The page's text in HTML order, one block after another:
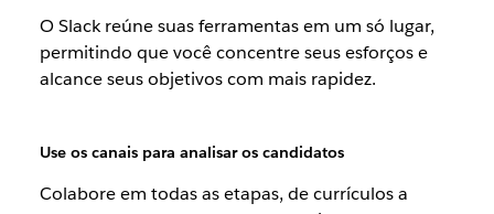
O Slack reúne suas ferramentas em um só lugar,
permitindo que você concentre seus esforços e
alcance seus objetivos com mais rapidez.
Use os canais para analisar os candidatos
Colabore em todas as etapas, de currículos a